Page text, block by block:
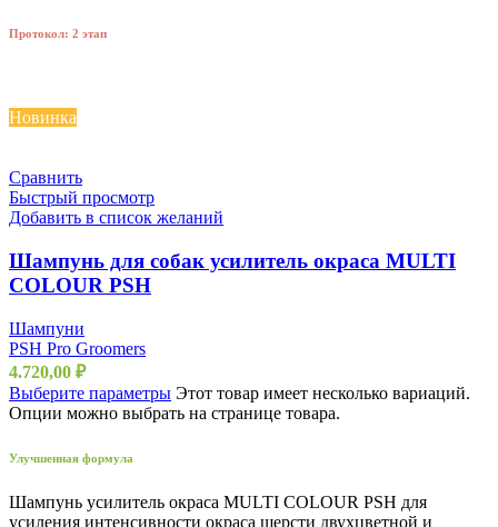
Протокол: 2 этап
Новинка
Сравнить
Быстрый просмотр
Добавить в список желаний
Шампунь для собак усилитель окраса MULTI
COLOUR PSH
Шампуни
PSH Pro Groomers
4.720,00 ₽
Выберите параметры Этот товар имеет несколько вариаций.
Опции можно выбрать на странице товара.
Улучшенная формула
Шампунь усилитель окраса MULTI COLOUR PSH для
усиления интенсивности окраса шерсти двухцветной и